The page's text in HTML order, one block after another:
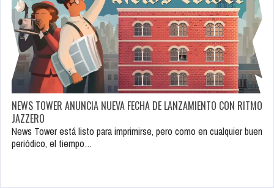
NEWS TOWER ANUNCIA NUEVA FECHA DE LANZAMIENTO CON RITMO
JAZZERO
News Tower está listo para imprimirse, pero como en cualquier buen
periódico, el tiempo…